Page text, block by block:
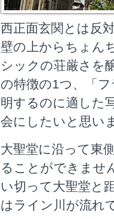
西正面玄関とは反
壁の上からちょん
シックの荘厳さを
の特徴の1つ、「
明するのに適した
会にしたいと思い
大聖堂に沿って東
ることができませ
い切って大聖堂と
はライン川が流れ